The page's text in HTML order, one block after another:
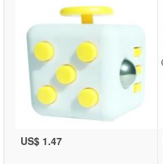
US$ 1.47